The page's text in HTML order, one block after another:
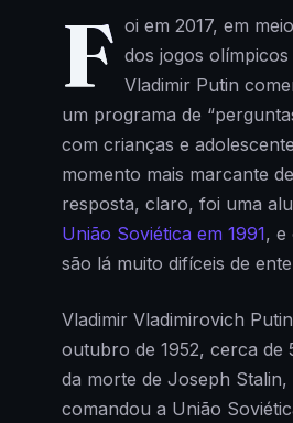
F oi em 2017, em
dos jogos
Vladimir Putin
um programa de
com crianças e
momento mais marcante
resposta, claro, foi uma
União Soviética em 1991, e
são lá muito difíceis de
Vladimir Vladimirovich
outubro de 1952, cerca de
da morte de Joseph Stalin,
comandou a União